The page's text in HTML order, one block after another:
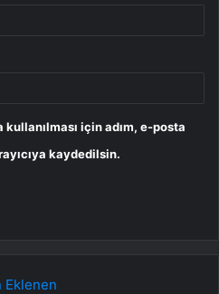
için adım, e-posta
kaydedilsin.
Eklenen